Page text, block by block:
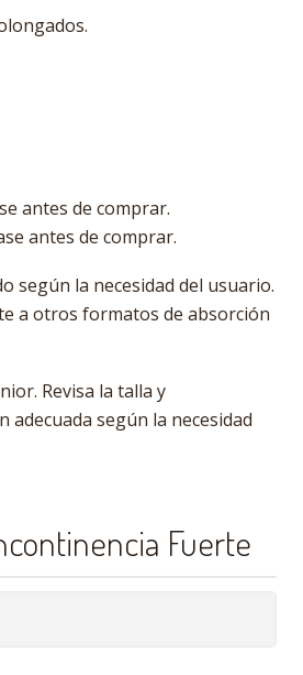
antes de comprar.
antes de comprar.
según la necesidad del usuario.
a otros formatos de absorción
Revisa la talla y
según la necesidad
Fuerte